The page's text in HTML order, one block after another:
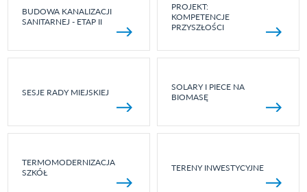
BUDOWA KANALIZACJI
SANITARNEJ - ETAP II
PROJEKT:
KOMPETENCJE
PRZYSZŁOŚCI
SESJE RADY MIEJSKIEJ
SOLARY I PIECE NA
BIOMASĘ
TERMOMODERNIZACJA
SZKÓŁ
TERENY INWESTYCYJNE